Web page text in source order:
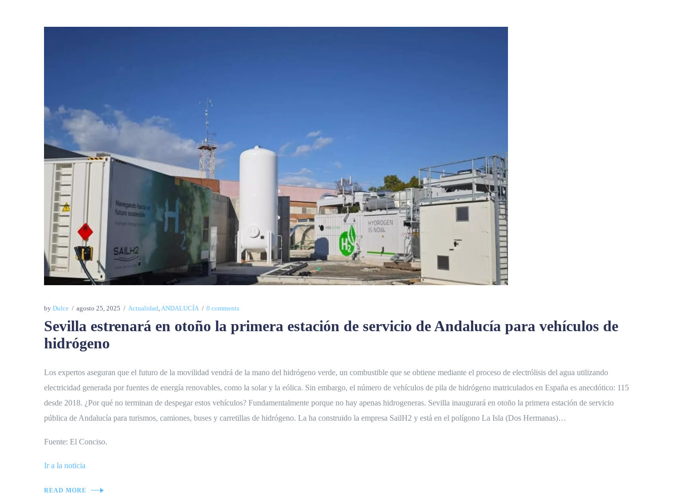
by Dulce agosto 25, 2025 Actualidad,ANDALUCÍA 0 comments
Sevilla estrenará en otoño la primera estación de servicio de Andalucía para vehículos de
hidrógeno
Los expertos aseguran que el futuro de la movilidad vendrá de la mano del hidrógeno verde, un combustible que se obtiene mediante el proceso de electrólisis del agua utilizando
electricidad generada por fuentes de energía renovables, como la solar y la eólica. Sin embargo, el número de vehículos de pila de hidrógeno matriculados en España es anecdótico: 115
desde 2018. ¿Por qué no terminan de despegar estos vehículos? Fundamentalmente porque no hay apenas hidrogeneras. Sevilla inaugurará en otoño la primera estación de servicio
pública de Andalucía para turismos, camiones, buses y carretillas de hidrógeno. La ha construido la empresa SailH2 y está en el polígono La Isla (Dos Hermanas)…
Fuente: El Conciso.
Ir a la noticia
READ MORE